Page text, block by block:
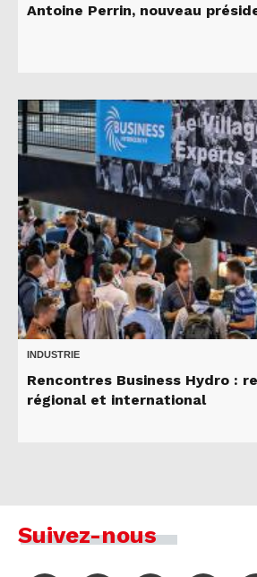
Antoine Perrin, nouveau
INDUSTRIE
Rencontres Business Hydro :
régional et international
Suivez-nous